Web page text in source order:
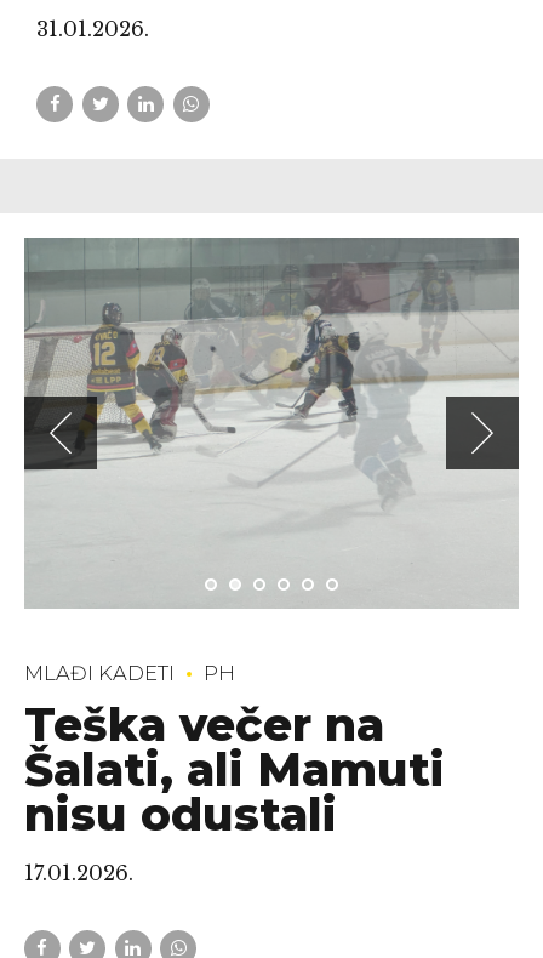
31.01.2026.
MLAĐI KADETI PH
Teška večer na
Šalati, ali Mamuti
nisu odustali
17.01.2026.